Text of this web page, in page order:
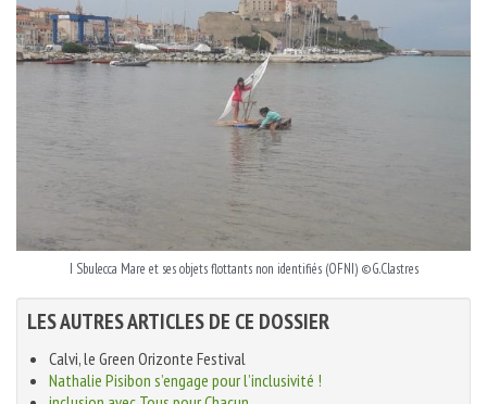
I Sbulecca Mare et ses objets flottants non identifiés (OFNI) ©G.Clastres
LES AUTRES ARTICLES DE CE DOSSIER
Calvi, le Green Orizonte Festival
Nathalie Pisibon s’engage pour l’inclusivité !